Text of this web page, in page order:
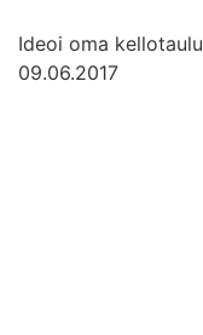
Ideoi oma kellotaulu
09.06.2017